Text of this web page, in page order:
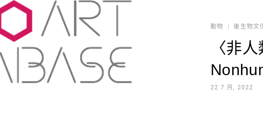
動物 後生物文
〈非
22 7 月, 2022